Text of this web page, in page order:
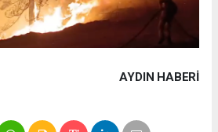
AYDIN HABERİ